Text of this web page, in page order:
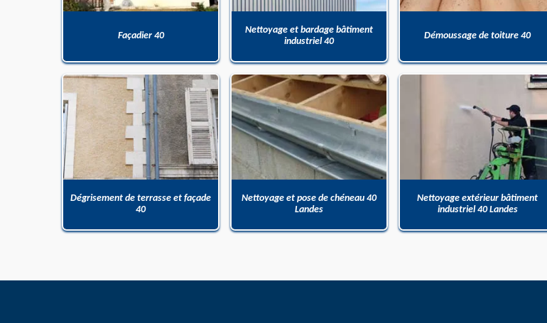
Façadier 40
Nettoyage et bardage bâtiment
industriel 40
Démoussage de toiture 40
Dégrisement de terrasse et façade
40
Nettoyage et pose de chéneau 40
Landes
Nettoyage extérieur bâtiment
industriel 40 Landes